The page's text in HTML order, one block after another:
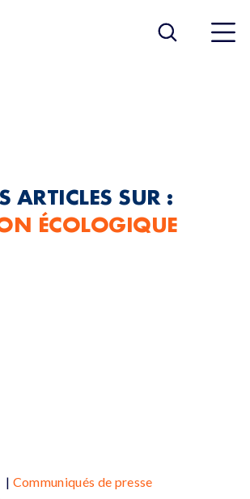
ARTICLES SUR :
ÉCOLOGIQUE
| Communiqués de presse